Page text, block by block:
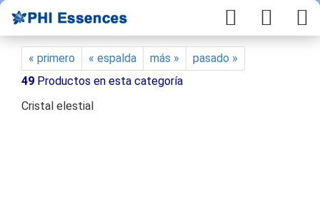
« primero « espalda más »
pasado »
49 Productos en esta categoría
Cristal elestial